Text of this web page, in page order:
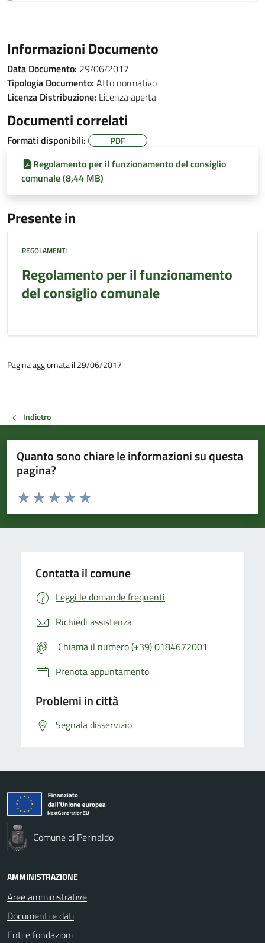
Informazioni Documento
Data Documento: 29/06/2017
Tipologia Documento: Atto normativo
Licenza Distribuzione: Licenza aperta
Documenti correlati
Formati disponibili: PDF
Regolamento per il funzionamento del consiglio
comunale (8,44 MB)
Presente in
REGOLAMENTI
Regolamento per il funzionamento
del consiglio comunale
Pagina aggiornata il 29/06/2017
Indietro
Quanto sono chiare le informazioni su questa
pagina?
Valuta da 1 a 5 stelle la pagina
Valuta 5 stelle su 5
Valuta 4 stelle su 5
Valuta 3 stelle su 5
Valuta 2 stelle su 5
Valuta 1 stelle su 5
Contatta il comune
Leggi le domande frequenti
Richiedi assistenza
Chiama il numero (+39) 0184672001
Prenota appuntamento
Problemi in città
Segnala disservizio
Comune di Perinaldo
AMMINISTRAZIONE
Aree amministrative
Documenti e dati
Enti e fondazioni